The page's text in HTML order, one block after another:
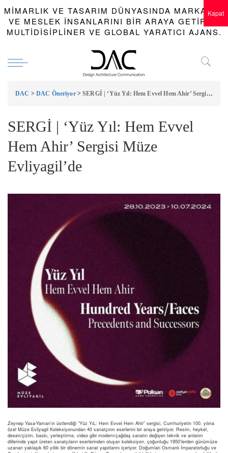
MIMARLIK VE TASARIM DÜNYASINDA MARKALAR
VE MESLEK INSANLARINI BIR ARAYA GETIREN
MULTIDISIPLINER VE GLOBAL YARATICI AJANS.
DAC > DAC Öneriyor>SERGİ | ‘Yüz Yıl: Hem Evvel Hem Ahir’ Sergisi Müze Evliyagil’de
SERGİ | ‘Yüz Yıl: Hem Evvel
Hem Ahir’ Sergisi Müze
Evliyagil’de
Zeynep Yasa-Yaman’ın üstlendiği “Yüz YıL: Hem Evvel Hem Ahir” sergisi, Cumhuriyetin 100. yılına
özel Müze Evliyagil Koleksiyonundan 40 sanatçının eserlerini bir araya getiriyor. Resim, heykel,
desen/çizim, baskı, yerleştirme, video gibi modern/çağdaş sanatın değişen teknik ve anlatım
dillerinde yapıt üreten sanatçıların eserlerinden oluşan koleksiyon, çoğunluğu 1950’lerden günümüze
uzanan yaklaşık 60 yıllık bir dönemin sanat yapıtlarını içeriyor. Doğumları Osmanlı İmparatorluğu ve
Kapat